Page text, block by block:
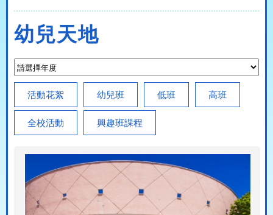
幼兒天地
活動花絮 幼兒班 低班 高班
全校活動 興趣班課程